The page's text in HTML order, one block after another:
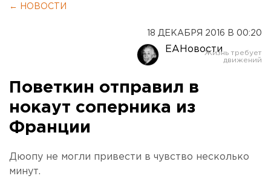
← НОВОСТИ
18 ДЕКАБРЯ 2016 В 00:20
ЕАНовости
Поветкин отправил в
нокаут соперника из
Франции
Дюопу не могли привести в чувство несколько
минут.